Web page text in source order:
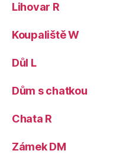
Lihovar R
Koupaliště W
Důl L
Dům s chatkou
Chata R
Zámek DM